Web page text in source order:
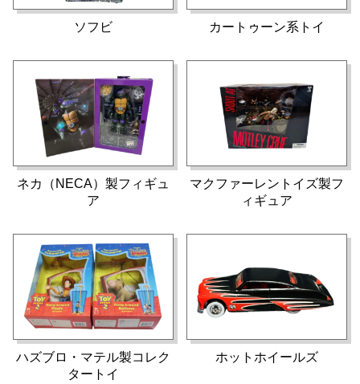
ソフビ カートゥーン系トイ
ネカ（NECA）製フィギュ
ア
マクファーレントイズ製フ
ィギュア
ハズブロ・マテル製コレク
タートイ
ホットホイールズ